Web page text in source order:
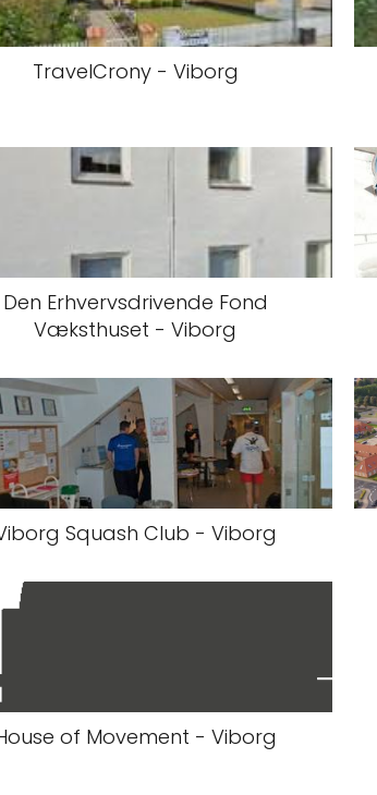
TravelCrony - Viborg
Den Erhvervsdrivende Fond
Væksthuset - Viborg
Squash Club - Viborg
of Movement - Viborg